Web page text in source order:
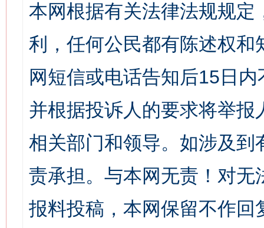
本网根据有关法律法规规
利，任何公民都有陈述权
网短信或电话告知后15日
并根据投诉人的要求将举
相关部门和领导。如涉及
责承担。与本网无责！对
报料投稿，本网保留不作